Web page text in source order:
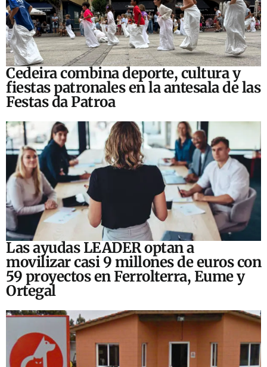
Cedeira combina deporte, cultura y
fiestas patronales en la antesala de las
Festas da Patroa
Las ayudas LEADER optan a
movilizar casi 9 millones de euros con
59 proyectos en Ferrolterra, Eume y
Ortegal